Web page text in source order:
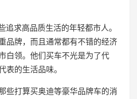
追求高品质生活的年轻都市人。
品牌，而且通常都有不错的经济
白领。他们买车不光是为了代
表的生活品味。
些打算买奥迪等豪华品牌车的消